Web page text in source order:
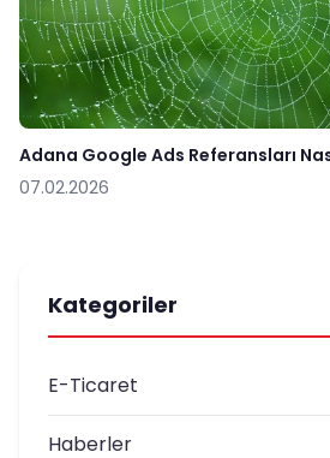
Adana Google Ads Referansları
07.02.2026
Kategoriler
E-Ticaret
Haberler